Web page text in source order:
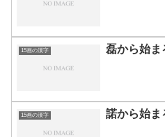
15画の漢字 磊から始ま
15画の漢字 諾から始ま